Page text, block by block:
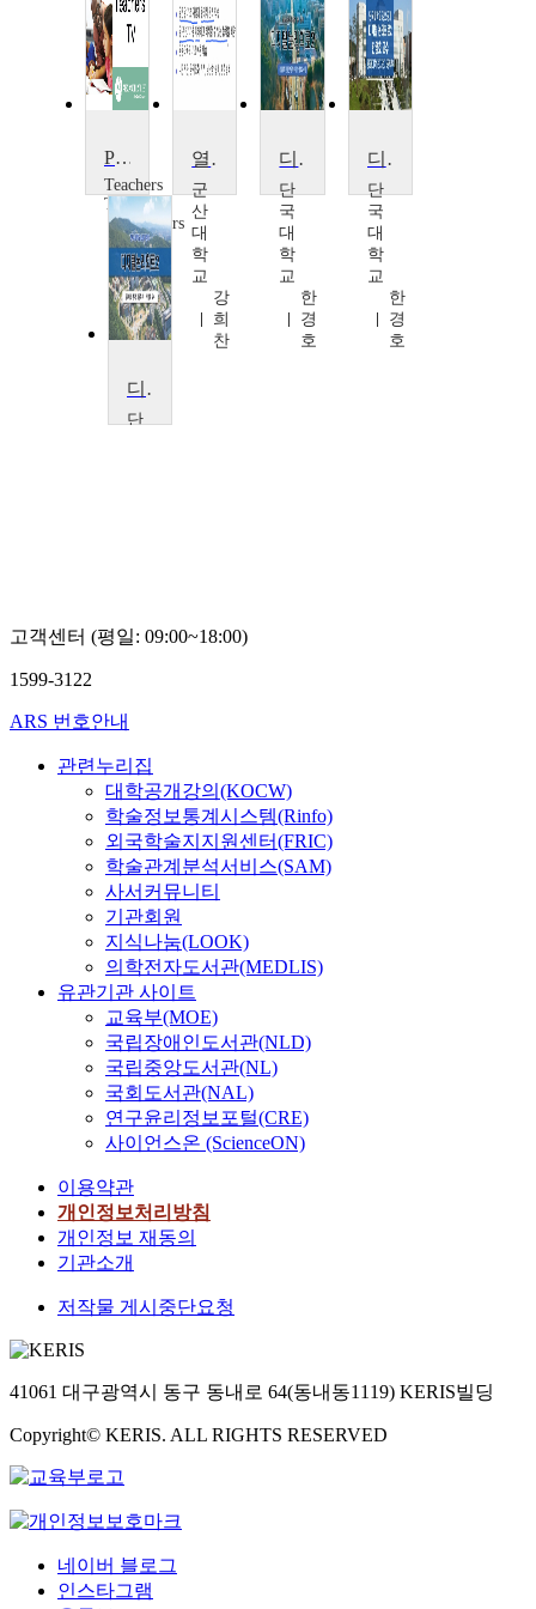
Preparing for Transfer
Teachers
TV
Teachers
TV
열전달
군
산
대
학
교
강
희
찬
디지털 순차 논리회로
단
국
대
학
교
한
경
호
디지털논리회로2
단
국
대
학
교
한
경
호
디지털 순차 논리회로
단
고객센터 (평일: 09:00~18:00)
1599-3122
ARS 번호안내
관련누리집
대학공개강의(KOCW)
학술정보통계시스템(Rinfo)
외국학술지지원센터(FRIC)
학술관계분석서비스(SAM)
사서커뮤니티
기관회원
지식나눔(LOOK)
의학전자도서관(MEDLIS)
유관기관 사이트
교육부(MOE)
국립장애인도서관(NLD)
국립중앙도서관(NL)
국회도서관(NAL)
연구윤리정보포털(CRE)
사이언스온 (ScienceON)
이용약관
개인정보처리방침
개인정보 재동의
기관소개
저작물 게시중단요청
41061 대구광역시 동구 동내로 64(동내동1119) KERIS빌딩
Copyright© KERIS. ALL RIGHTS RESERVED
네이버 블로그
인스타그램